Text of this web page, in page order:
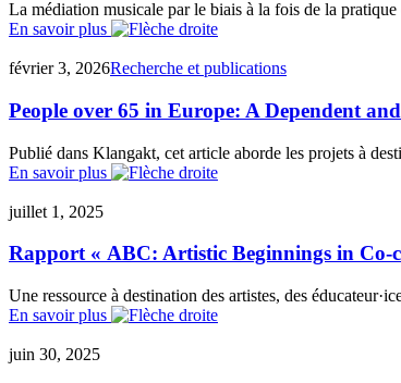
La médiation musicale par le biais à la fois de la pratique
En savoir plus
février 3, 2026Recherche et publications
People over 65 in Europe: A Dependent
Publié dans Klangakt, cet article aborde les projets à
En savoir plus
juillet 1, 2025
Rapport « ABC: Artistic Beginnings in Co-
Une ressource à destination des artistes, des
En savoir plus
juin 30, 2025